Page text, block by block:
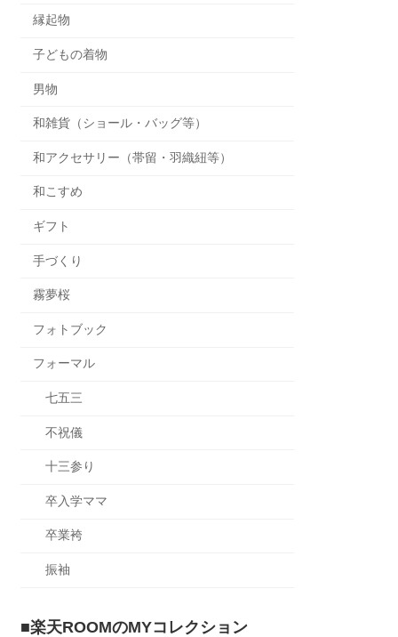
縁起物
子どもの着物
男物
和雑貨（ショール・バッグ等）
和アクセサリー（帯留・羽織紐等）
和こすめ
ギフト
手づくり
霧夢桜
フォトブック
フォーマル
七五三
不祝儀
十三参り
卒入学ママ
卒業袴
振袖
■楽天ROOMのMYコレクション